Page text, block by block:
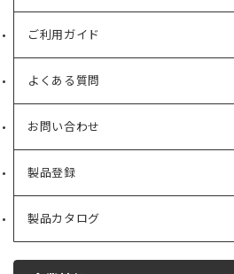
ご利用ガイド
よくある質問
お問い合わせ
製品登録
製品カタログ